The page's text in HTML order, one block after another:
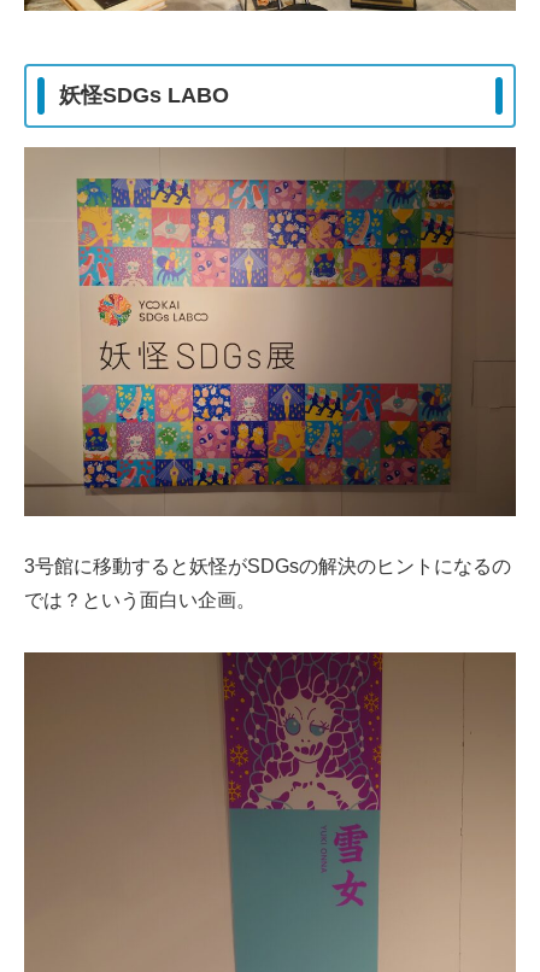
妖怪SDGs LABO
3号館に移動すると妖怪がSDGsの解決のヒントになるの
では？という面白い企画。